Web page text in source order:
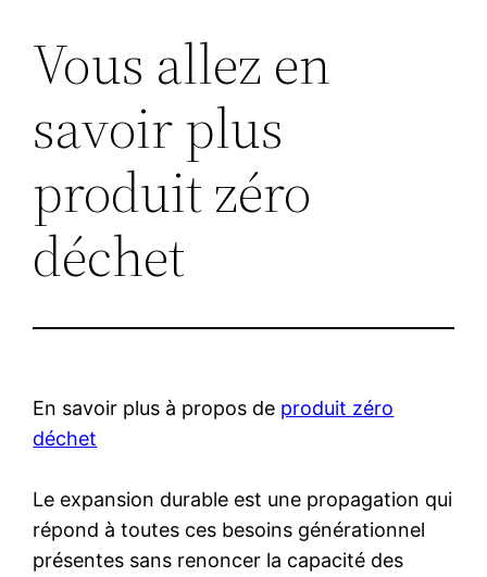
Vous allez en
savoir plus
produit zéro
déchet
En savoir plus à propos de produit zéro
déchet
Le expansion durable est une propagation qui
répond à toutes ces besoins générationnel
présentes sans renoncer la capacité des